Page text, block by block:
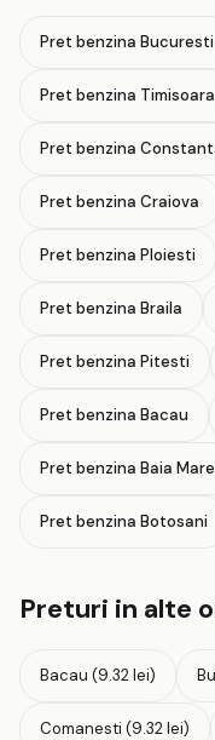
Pret benzina Bucuresti
Pret benzina Timisoara
Pret benzina
Pret benzina Craiova
Pret benzina Ploiesti
Pret benzina Braila
Pret benzina Pitesti
Pret benzina Bacau
Pret benzina Baia Mare
Pret benzina Botosani
Preturi in alte
Bacau (9.32 lei)
Comanesti (9.32 lei)